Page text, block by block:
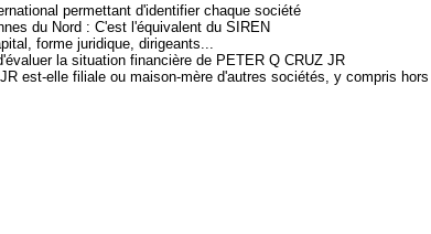
permettant d'identifier chaque société
du Nord : C'est l'équivalent du SIREN
forme juridique, dirigeants...
la situation financière de PETER Q CRUZ JR
est-elle filiale ou maison-mère d'autres sociétés, y compris hors